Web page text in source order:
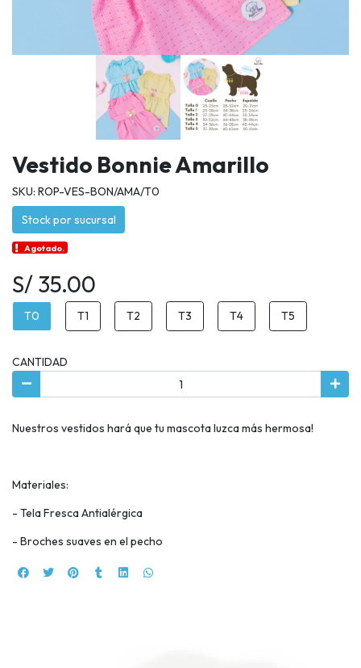
Vestido Bonnie Amarillo
SKU: ROP-VES-BON/AMA/T0
Stock por sucursal
Agotado.
S/ 35.00
T0 T1 T2 T3 T4 T5
CANTIDAD
Nuestros vestidos hará que tu mascota luzca más hermosa!
Materiales:
- Tela Fresca Antialérgica
- Broches suaves en el pecho